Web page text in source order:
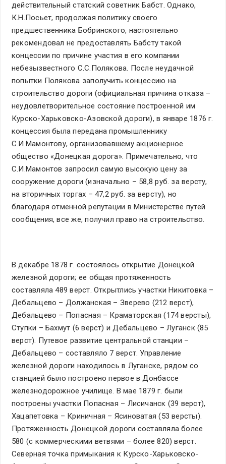
действительный статский советник Бабст. Однако,
К.Н.Посьет, продолжая политику своего
предшественника Бобринского, настоятельно
рекомендовал не предоставлять Бабсту такой
концессии по причине участия в его компании
небезызвестного С.С.Полякова. После неудачной
попытки Полякова заполучить концессию на
строительство дороги (официальная причина отказа –
неудовлетворительное состояние построенной им
Курско-Харьковско-Азовской дороги), в январе 1876 г.
концессия была передана промышленнику
С.И.Мамонтову, организовавшему акционерное
общество «Донецкая дорога». Примечательно, что
С.И.Мамонтов запросил самую высокую цену за
сооружение дороги (изначально – 58,8 руб. за версту,
на вторичных торгах – 47,2 руб. за версту), но
благодаря отменной репутации в Министерстве путей
сообщения, все же, получил право на строительство.
В декабре 1878 г. состоялось открытие Донецкой
железной дороги; ее общая протяженность
составляла 489 верст. Открытлись участки Никитовка –
Дебальцево – Должанская – Зверево (212 верст),
Дебальцево – Попасная – Краматорская (174 версты),
Ступки – Бахмут (6 верст) и Дебальцево – Луганск (85
верст). Путевое развитие центральной станции –
Дебальцево – составляло 7 верст. Управление
железной дороги находилось в Луганске, рядом со
станцией было построено первое в Донбассе
железнодорожное училище. В мае 1879 г. были
построены участки Попасная – Лисичанск (39 верст),
Хацапетовка – Криничная – Ясиноватая (53 версты).
Протяженность Донецкой дороги составляла более
580 (с коммерческими ветвями – более 820) верст.
Северная точка примыкания к Курско-Харьковско-